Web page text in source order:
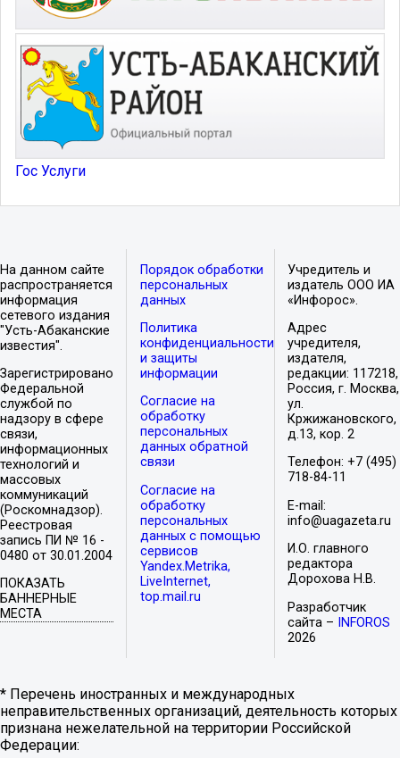
Гос Услуги
На данном сайте
распространяется
информация
сетевого издания
"Усть-Абаканские
известия".
Зарегистрировано
Федеральной
службой по
надзору в сфере
связи,
информационных
технологий и
массовых
коммуникаций
(Роскомнадзор).
Реестровая
запись ПИ № 16 -
0480 от 30.01.2004
ПОКАЗАТЬ
БАННЕРНЫЕ
МЕСТА
Порядок обработки
персональных
данных
Политика
конфиденциальности
и защиты
информации
Согласие на
обработку
персональных
данных обратной
связи
Согласие на
обработку
персональных
данных с помощью
сервисов
Yandex.Metrika,
LiveInternet,
top.mail.ru
Учредитель и
издатель ООО ИА
«Инфорос».
Адрес
учредителя,
издателя,
редакции: 117218,
Россия, г. Москва,
ул.
Кржижановского,
д.13, кор. 2
Телефон: +7 (495)
718-84-11
E-mail:
info@uagazeta.ru
И.О. главного
редактора
Дорохова Н.В.
Разработчик
сайта –
INFOROS
2026
* Перечень иностранных и международных
неправительственных организаций, деятельность которых
признана нежелательной на территории Российской
Федерации: